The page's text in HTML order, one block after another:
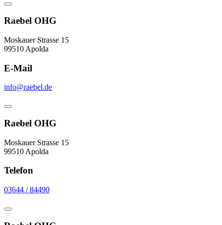
Raebel OHG
Moskauer Strasse 15
99510 Apolda
E-Mail
info@raebel.de
Raebel OHG
Moskauer Strasse 15
99510 Apolda
Telefon
03644 / 84490